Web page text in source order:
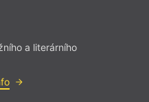
a literárního